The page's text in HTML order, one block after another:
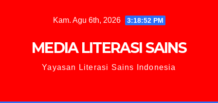
Kam. Agu 6th, 2026 3:18:53 PM
MEDIA LITERASI SAINS
Yayasan Literasi Sains Indonesia